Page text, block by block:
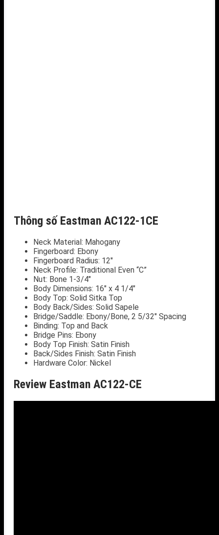
Thông số Eastman AC122-1CE
Neck Material: Mahogany
Fingerboard: Ebony
Fingerboard Radius: 12″
Neck Profile: Traditional Even “C”
Nut: Bone 1-3/4″
Body Dimensions: 16″ x 4 1/4″
Body Top: Solid Sitka Top
Body Back/Sides: Solid Sapele
Bridge/Saddle: Ebony/Bone, 2 5/32″ Spacing
Binding: Top and Back
Bridge Pins: Ebony
Body Top Finish: Satin Finish
Back/Sides Finish: Satin Finish
Hardware Color: Nickel
Review Eastman AC122-CE